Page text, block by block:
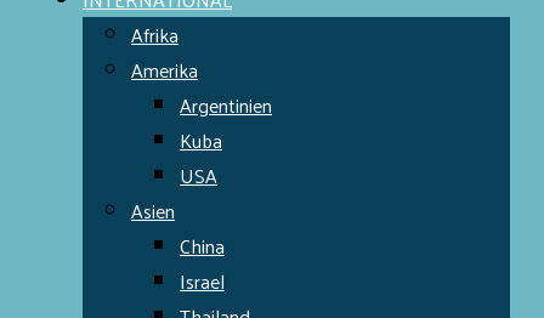
Afrika
Amerika
Argentinien
Kuba
USA
Asien
China
Israel